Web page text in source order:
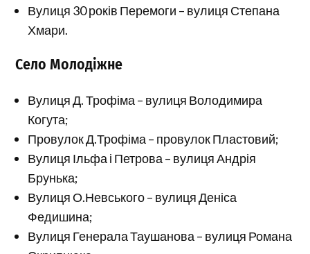
Вулиця 30 років Перемоги – вулиця Степана
Хмари.
Село Молодіжне
Вулиця Д. Трофіма – вулиця Володимира
Когута;
Провулок Д.Трофіма – провулок Пластовий;
Вулиця Ільфа і Петрова – вулиця Андрія
Брунька;
Вулиця О.Невського – вулиця Деніса
Федишина;
Вулиця Генерала Таушанова – вулиця Романа